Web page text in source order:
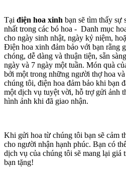
Tại điện hoa xinh bạn sẽ tìm thấy sự
nhất trong các bó hoa - Danh mục
cho ngày sinh nhật, ngày kỷ niệm,
Điện hoa xinh đảm bảo với bạn rằng
chóng, dễ dàng và thuận tiện, sẵn
ngày và 7 ngày một tuần. Món quà
bởi một trong những người thợ hoa
chúng tôi, điện hoa đảm bảo khi bạn
một dịch vụ tuyệt vời, hỗ trợ gửi ảnh
hình ảnh khi đã giao nhận.
Khi gửi hoa từ chúng tôi bạn sẽ cảm
cho người nhận hạnh phúc. Bạn có
dịch vụ của chúng tôi sẽ mang lại
bạn tặng!